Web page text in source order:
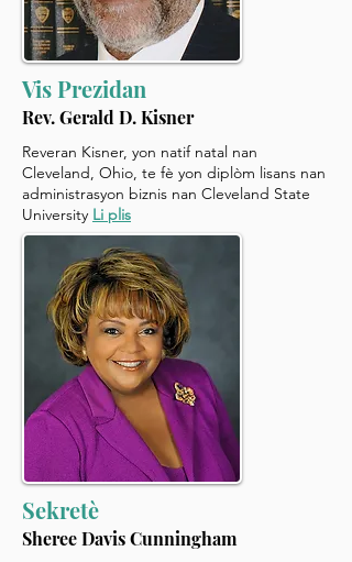
Vis Prezidan
Rev. Gerald D. Kisner
Reveran Kisner, yon natif natal nan
Cleveland, Ohio, te fè yon diplòm lisans nan
administrasyon biznis nan Cleveland State
University Li plis
Sekretè
Sheree Davis Cunningham